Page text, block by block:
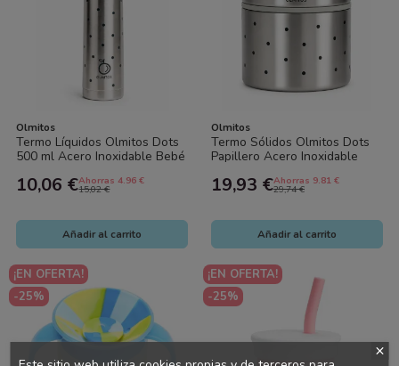
Olmitos
Termo Líquidos Olmitos Dots
500 ml Acero Inoxidable Bebé
10,06 €Ahorras 4.96 €
15,02 €
Añadir al carrito
Olmitos
Termo Sólidos Olmitos Dots
Papillero Acero Inoxidable
19,93 €Ahorras 9.81 €
29,74 €
Añadir al carrito
¡EN OFERTA!
-25%
¡EN OFERTA!
-25%